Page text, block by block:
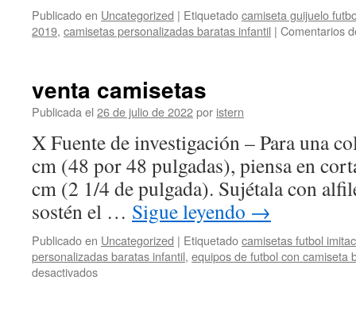
Publicado en Uncategorized | Etiquetadocamiseta guijuelo
2019, camisetas personalizadas baratas infantil | Comentarios
venta camisetas
Publicada el 26 de julio de 2022por istern
X Fuente de investigación – Para una
cm (48 por 48 pulgadas), piensa en
cm (2 1/4 de pulgada). Sujétala con
sostén el … Sigue leyendo →
Publicado en Uncategorized | Etiquetadocamisetas futbol
personalizadas baratas infantil, equipos de futbol con camiseta
desactivadosen